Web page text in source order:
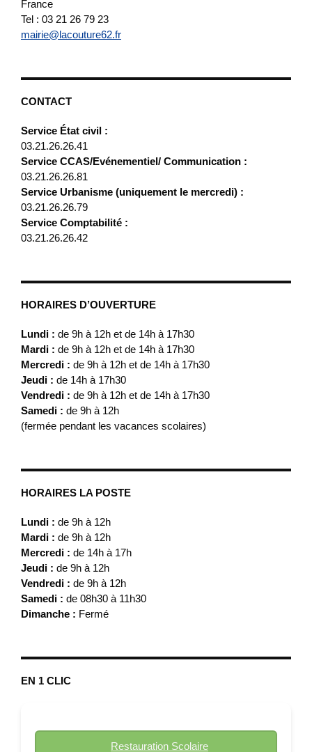
France
Tel : 03 21 26 79 23
mairie@lacouture62.fr
CONTACT
Service État civil :
03.21.26.26.41
Service CCAS/Evénementiel/ Communication :
03.21.26.26.81
Service Urbanisme (uniquement le mercredi) :
03.21.26.26.79
Service Comptabilité :
03.21.26.26.42
HORAIRES D’OUVERTURE
Lundi : de 9h à 12h et de 14h à 17h30
Mardi : de 9h à 12h et de 14h à 17h30
Mercredi : de 9h à 12h et de 14h à 17h30
Jeudi : de 14h à 17h30
Vendredi : de 9h à 12h et de 14h à 17h30
Samedi : de 9h à 12h
(fermée pendant les vacances scolaires)
HORAIRES LA POSTE
Lundi : de 9h à 12h
Mardi : de 9h à 12h
Mercredi : de 14h à 17h
Jeudi : de 9h à 12h
Vendredi : de 9h à 12h
Samedi : de 08h30 à 11h30
Dimanche : Fermé
EN 1 CLIC
Restauration Scolaire